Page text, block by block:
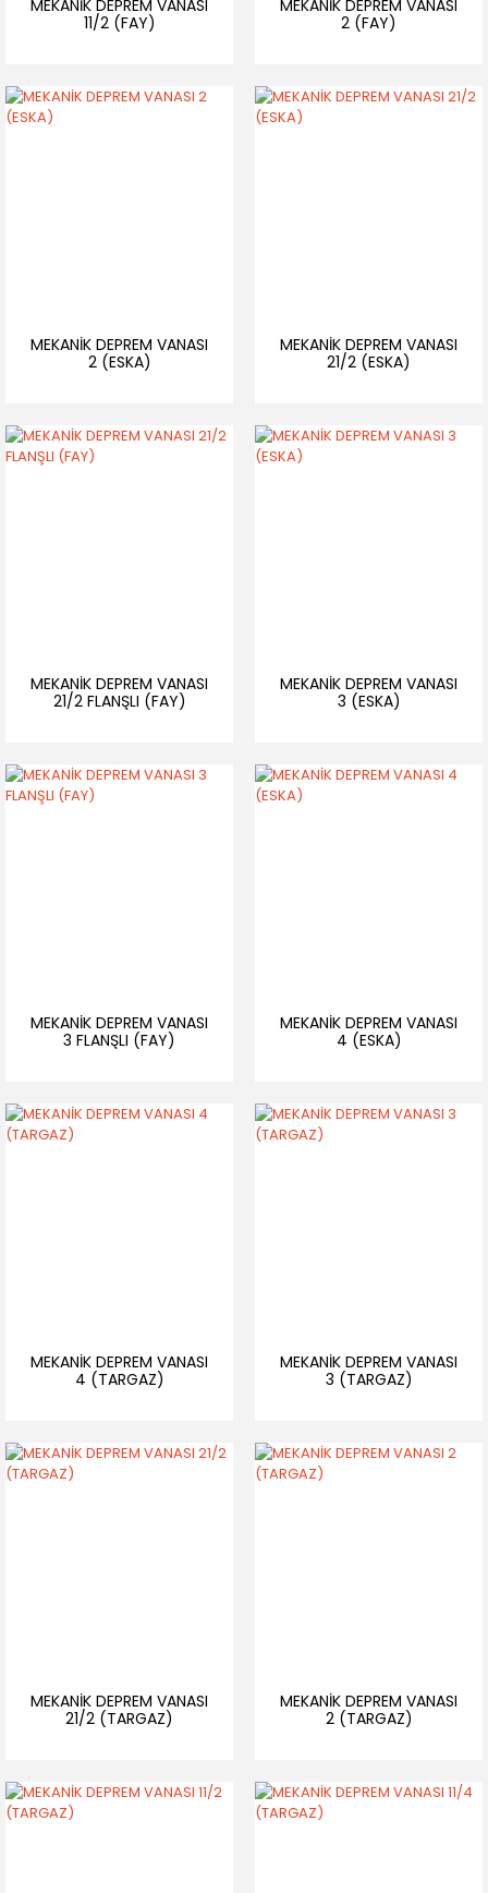
MEKANİK DEPREM VANASI
11/2 (FAY)
MEKANİK DEPREM VANASI
2 (FAY)
MEKANİK DEPREM VANASI
2 (ESKA)
MEKANİK DEPREM VANASI
21/2 (ESKA)
MEKANİK DEPREM VANASI
21/2 FLANŞLI (FAY)
MEKANİK DEPREM VANASI
3 (ESKA)
MEKANİK DEPREM VANASI
3 FLANŞLI (FAY)
MEKANİK DEPREM VANASI
4 (ESKA)
MEKANİK DEPREM VANASI
4 (TARGAZ)
MEKANİK DEPREM VANASI
3 (TARGAZ)
MEKANİK DEPREM VANASI
21/2 (TARGAZ)
MEKANİK DEPREM VANASI
2 (TARGAZ)